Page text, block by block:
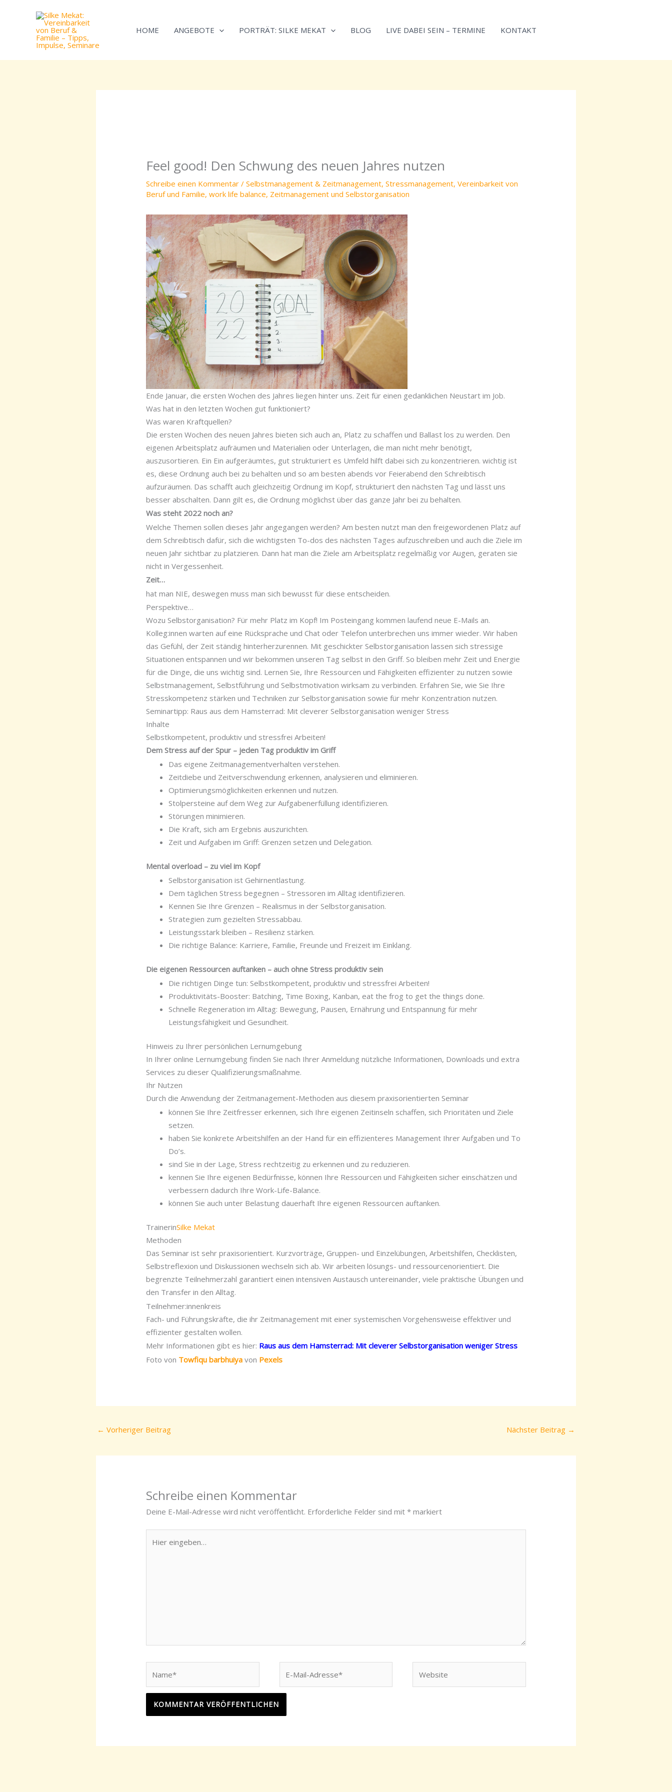
HOME ANGEBOTE PORTRÄT: SILKE MEKAT BLOG LIVE DABEI SEIN – TERMINE KONTAKT
Feel good! Den Schwung des neuen Jahres nutzen
Schreibe einen Kommentar /Selbstmanagement & Zeitmanagement,Stressmanagement,Vereinbarkeit von
Beruf und Familie,work life balance, Zeitmanagement und Selbstorganisation
Ende Januar, die ersten Wochen des Jahres liegen hinter uns. Zeit für einen gedanklichen Neustart im Job.
Was hat in den letzten Wochen gut funktioniert?
Was waren Kraftquellen?
Die ersten Wochen des neuen Jahres bieten sich auch an, Platz zu schaffen und Ballast los zu werden. Den
eigenen Arbeitsplatz aufräumen und Materialien oder Unterlagen, die man nicht mehr benötigt,
auszusortieren. Ein Ein aufgeräumtes, gut strukturiert es Umfeld hilft dabei sich zu konzentrieren. wichtig ist
es, diese Ordnung auch bei zu behalten und so am besten abends vor Feierabend den Schreibtisch
aufzuräumen. Das schafft auch gleichzeitig Ordnung im Kopf, strukturiert den nächsten Tag und lässt uns
besser abschalten. Dann gilt es, die Ordnung möglichst über das ganze Jahr bei zu behalten.
Was steht 2022 noch an?
Welche Themen sollen dieses Jahr angegangen werden? Am besten nutzt man den freigewordenen Platz auf
dem Schreibtisch dafür, sich die wichtigsten To-dos des nächsten Tages aufzuschreiben und auch die Ziele im
neuen Jahr sichtbar zu platzieren. Dann hat man die Ziele am Arbeitsplatz regelmäßig vor Augen, geraten sie
nicht in Vergessenheit.
Zeit…
hat man NIE, deswegen muss man sich bewusst für diese entscheiden.
Perspektive…
Wozu Selbstorganisation? Für mehr Platz im Kopf! Im Posteingang kommen laufend neue E-Mails an.
Kolleg:innen warten auf eine Rücksprache und Chat oder Telefon unterbrechen uns immer wieder. Wir haben
das Gefühl, der Zeit ständig hinterherzurennen. Mit geschickter Selbstorganisation lassen sich stressige
Situationen entspannen und wir bekommen unseren Tag selbst in den Griff. So bleiben mehr Zeit und Energie
für die Dinge, die uns wichtig sind. Lernen Sie, Ihre Ressourcen und Fähigkeiten effizienter zu nutzen sowie
Selbstmanagement, Selbstführung und Selbstmotivation wirksam zu verbinden. Erfahren Sie, wie Sie Ihre
Stresskompetenz stärken und Techniken zur Selbstorganisation sowie für mehr Konzentration nutzen.
Seminartipp: Raus aus dem Hamsterrad: Mit cleverer Selbstorganisation weniger Stress
Inhalte
Selbstkompetent, produktiv und stressfrei Arbeiten!
Dem Stress auf der Spur – jeden Tag produktiv im Griff
Das eigene Zeitmanagementverhalten verstehen.
Zeitdiebe und Zeitverschwendung erkennen, analysieren und eliminieren.
Optimierungsmöglichkeiten erkennen und nutzen.
Stolpersteine auf dem Weg zur Aufgabenerfüllung identifizieren.
Störungen minimieren.
Die Kraft, sich am Ergebnis auszurichten.
Zeit und Aufgaben im Griff: Grenzen setzen und Delegation.
Mental overload – zu viel im Kopf
Selbstorganisation ist Gehirnentlastung.
Dem täglichen Stress begegnen – Stressoren im Alltag identifizieren.
Kennen Sie Ihre Grenzen – Realismus in der Selbstorganisation.
Strategien zum gezielten Stressabbau.
Leistungsstark bleiben – Resilienz stärken.
Die richtige Balance: Karriere, Familie, Freunde und Freizeit im Einklang.
Die eigenen Ressourcen auftanken – auch ohne Stress produktiv sein
Die richtigen Dinge tun: Selbstkompetent, produktiv und stressfrei Arbeiten!
Produktivitäts-Booster: Batching, Time Boxing, Kanban, eat the frog to get the things done.
Schnelle Regeneration im Alltag: Bewegung, Pausen, Ernährung und Entspannung für mehr
Leistungsfähigkeit und Gesundheit.
Hinweis zu Ihrer persönlichen Lernumgebung
In Ihrer online Lernumgebung finden Sie nach Ihrer Anmeldung nützliche Informationen, Downloads und extra
Services zu dieser Qualifizierungsmaßnahme.
Ihr Nutzen
Durch die Anwendung der Zeitmanagement-Methoden aus diesem praxisorientierten Seminar
können Sie Ihre Zeitfresser erkennen, sich Ihre eigenen Zeitinseln schaffen, sich Prioritäten und Ziele
setzen.
haben Sie konkrete Arbeitshilfen an der Hand für ein effizienteres Management Ihrer Aufgaben und To
Do’s.
sind Sie in der Lage, Stress rechtzeitig zu erkennen und zu reduzieren.
kennen Sie Ihre eigenen Bedürfnisse, können Ihre Ressourcen und Fähigkeiten sicher einschätzen und
verbessern dadurch Ihre Work-Life-Balance.
können Sie auch unter Belastung dauerhaft Ihre eigenen Ressourcen auftanken.
TrainerinSilke Mekat
Methoden
Das Seminar ist sehr praxisorientiert. Kurzvorträge, Gruppen- und Einzelübungen, Arbeitshilfen, Checklisten,
Selbstreflexion und Diskussionen wechseln sich ab. Wir arbeiten lösungs- und ressourcenorientiert. Die
begrenzte Teilnehmerzahl garantiert einen intensiven Austausch untereinander, viele praktische Übungen und
den Transfer in den Alltag.
Teilnehmer:innenkreis
Fach- und Führungskräfte, die ihr Zeitmanagement mit einer systemischen Vorgehensweise effektiver und
effizienter gestalten wollen.
Mehr Informationen gibt es hier: Raus aus dem Hamsterrad: Mit cleverer Selbstorganisation weniger Stress
Foto von Towfiqu barbhuiya von Pexels
← Vorheriger Beitrag Nächster Beitrag →
Schreibe einen Kommentar
Deine E-Mail-Adresse wird nicht veröffentlicht. Erforderliche Felder sind mit* markiert
eingeben…
Mail-
Adresse*
sich
reduzieren